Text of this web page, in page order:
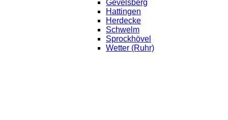
Gevelsberg
Hattingen
Herdecke
Schwelm
Sprockhövel
Wetter (Ruhr)